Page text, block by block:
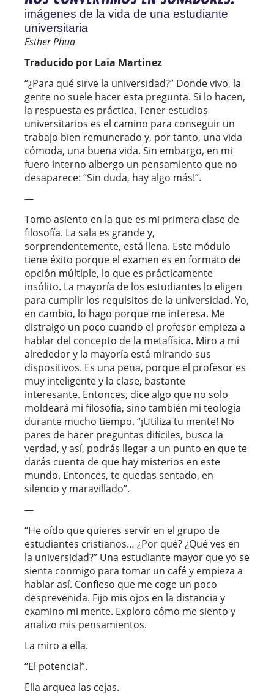
imágenes de la vida de una estudiante
universitaria
Esther Phua
Traducido por Laia Martinez
“¿Para qué sirve la universidad?” Donde vivo, la
gente no suele hacer esta pregunta. Si lo hacen,
la respuesta es práctica. Tener estudios
universitarios es el camino para conseguir un
trabajo bien remunerado y, por tanto, una vida
cómoda, una buena vida. Sin embargo, en mi
fuero interno albergo un pensamiento que no
desaparece: “Sin duda, hay algo más!”.
—
Tomo asiento en la que es mi primera clase de
filosofía. La sala es grande y,
sorprendentemente, está llena. Este módulo
tiene éxito porque el examen es en formato de
opción múltiple, lo que es prácticamente
insólito. La mayoría de los estudiantes lo eligen
para cumplir los requisitos de la universidad. Yo,
en cambio, lo hago porque me interesa. Me
distraigo un poco cuando el profesor empieza a
hablar del concepto de la metafísica. Miro a mi
alrededor y la mayoría está mirando sus
dispositivos. Es una pena, porque el profesor es
muy inteligente y la clase, bastante
interesante. Entonces, dice algo que no solo
moldeará mi filosofía, sino también mi teología
durante mucho tiempo. “¡Utiliza tu mente! No
pares de hacer preguntas difíciles, busca la
verdad, y así, podrás llegar a un punto en que te
darás cuenta de que hay misterios en este
mundo. Entonces, te quedas sentado, en
silencio y maravillado”.
—
“He oído que quieres servir en el grupo de
estudiantes cristianos… ¿Por qué? ¿Qué ves en
la universidad?” Una estudiante mayor que yo se
sienta conmigo para tomar un café y empieza a
hablar así. Confieso que me coge un poco
desprevenida. Fijo mis ojos en la distancia y
examino mi mente. Exploro cómo me siento y
analizo mis pensamientos.
La miro a ella.
“El potencial”.
Ella arquea las cejas.